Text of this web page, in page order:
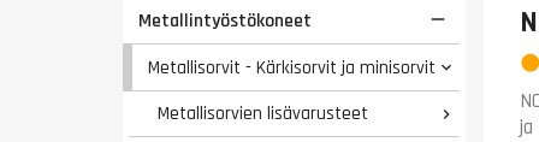
Metallintyöstökoneet 
Metallisorvit - Kärkisorvit ja minisorvit 
Metallisorvien lisävarusteet 
ja